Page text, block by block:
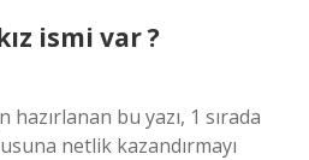
ismi var ?
bu yazı, 1 sırada
netlik kazandırmayı